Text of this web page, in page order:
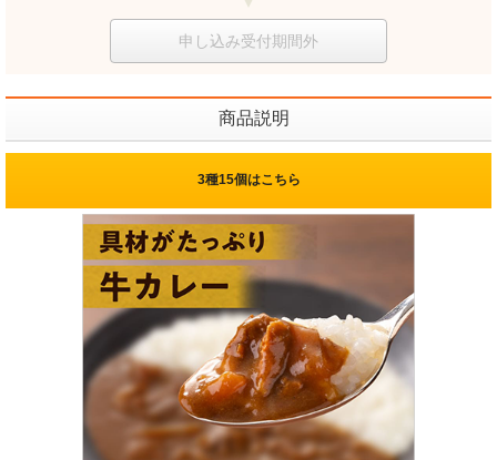
申し込み受付期間外
商品説明
3種15個はこちら